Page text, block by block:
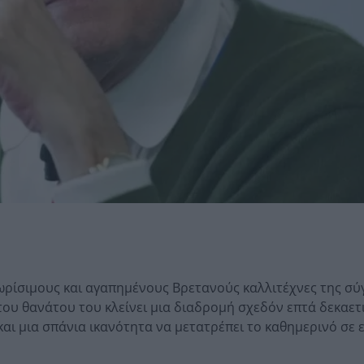
και αγαπημένους Βρετανούς καλλιτέχνες της
θανάτου του κλείνει μια διαδρομή σχεδόν επτά
μια σπάνια ικανότητα να μετατρέπει το καθημερινό σε